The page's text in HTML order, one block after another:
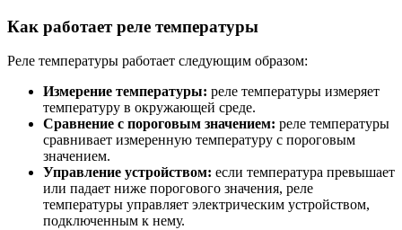
Как работает реле температуры
Реле температуры работает следующим образом:
Измерение температуры: реле температуры измеряет
температуру в окружающей среде.
Сравнение с пороговым значением: реле температуры
сравнивает измеренную температуру с пороговым
значением.
Управление устройством: если температура превышает
или падает ниже порогового значения, реле
температуры управляет электрическим устройством,
подключенным к нему.